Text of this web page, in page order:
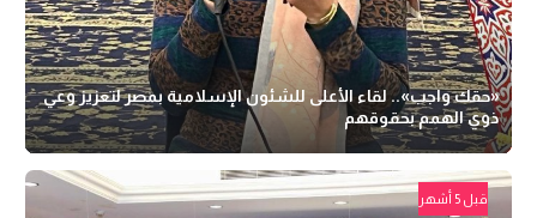
«حقك واجب».. لقاء الأعلى للشئون الإسلامية بمصر لتعزيز وعي
ذوي الهمم بحقوقهم
قبل 5 أشهر